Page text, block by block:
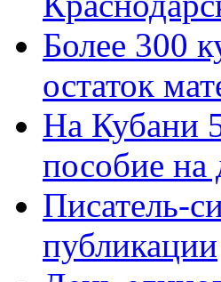
Более 300
остаток
На Кубани
пособие на
Писатель-
публикации